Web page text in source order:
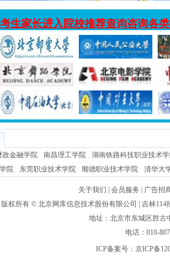
生家长进入院校推荐查询咨询各
政金融学院 南昌理工学院
湖南铁路科技职业技术
院 东莞职业技术学院 顺德职业技术学院 清华大
关于我们 会员服务
广告招
版权所有 © 北京网库信息技术股份有限公司
| 吉林
地址：北京市东城区胜
电话：010-
ICP备案号： 京ICP备